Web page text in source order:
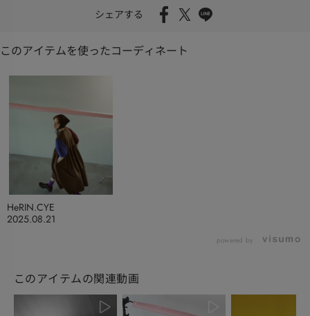
シェアする
このアイテムを使ったコーディネート
2025.08.21
HeRIN.CYE
powered by
このアイテムの関連動画